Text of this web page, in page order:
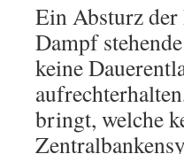
Ein Absturz der
Dampf
keine
bringt, welche